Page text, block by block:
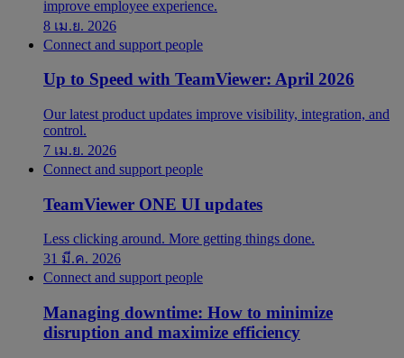
improve employee experience.
8 เม.ย. 2026
Connect and support people
Up to Speed with TeamViewer: April 2026
Our latest product updates improve visibility, integration, and
control.
7 เม.ย. 2026
Connect and support people
TeamViewer ONE UI updates
Less clicking around. More getting things done.
31 มี.ค. 2026
Connect and support people
Managing downtime: How to minimize
disruption and maximize efficiency